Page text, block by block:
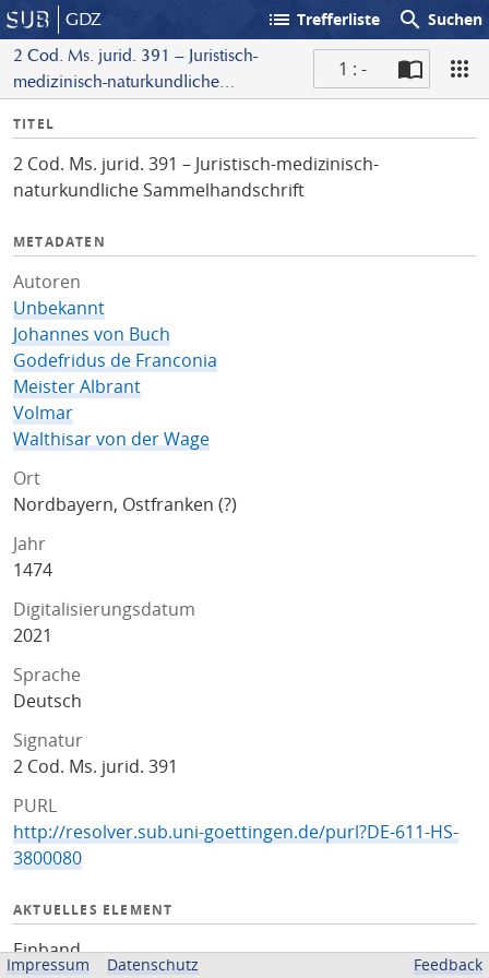
GDZ list Trefferliste search Suchen
2 Cod. Ms. jurid. 391 – Juristisch-
medizinisch-naturkundliche
1 : -
I
f
o
TITEL
2 Cod. Ms. jurid. 391 – Juristisch-medizinisch-
naturkundliche Sammelhandschrift
METADATEN
Autoren
Unbekannt
Johannes von Buch
Godefridus de Franconia
Meister Albrant
Volmar
Walthisar von der Wage
Ort
Nordbayern, Ostfranken (?)
Jahr
1474
Digitalisierungsdatum
2021
Sprache
Deutsch
Signatur
2 Cod. Ms. jurid. 391
PURL
http://resolver.sub.uni-goettingen.de/purl?DE-611-HS-
3800080
AKTUELLES ELEMENT
Einband
Impressum Datenschutz Feedback